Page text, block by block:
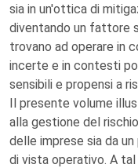
sia in un'ottica di
diventando un fattore
trovano ad operare in
incerte e in contesti
sensibili e propensi a
Il presente volume
alla gestione del
delle imprese sia da
di vista operativo. A